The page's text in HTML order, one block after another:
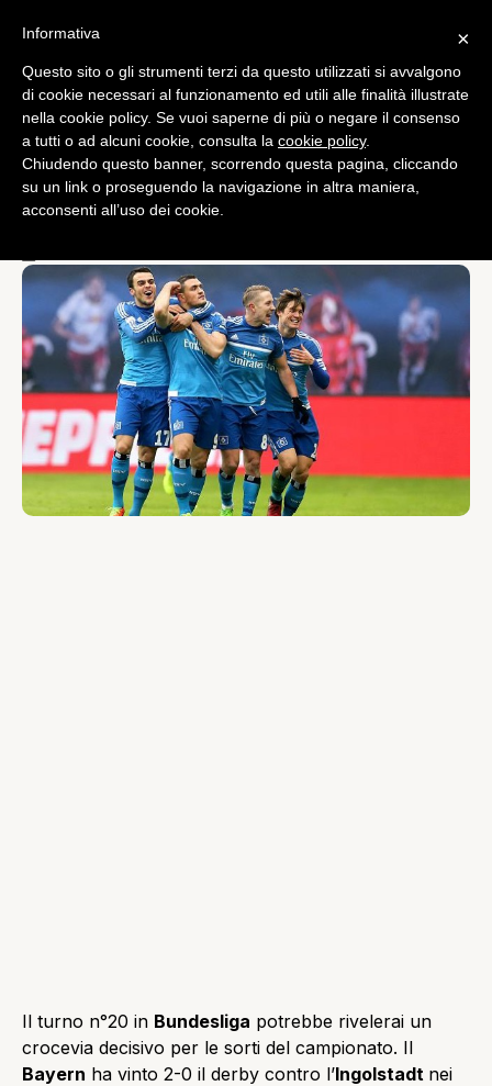
Bundesliga
Bundesliga, giornata di
sorprese: cade il Dortmund
a Darmstadt, l’Amburgo
espugna Lipsia
Il turno n°20 in Bundesliga potrebbe rivelerai un
crocevia decisivo per le sorti del campionato. Il
Bayern ha vinto 2-0 il derby contro l’Ingolstadt nei
×
Informativa
Questo sito o gli strumenti terzi da questo utilizzati si avvalgono
di cookie necessari al funzionamento ed utili alle finalità illustrate
nella cookie policy. Se vuoi saperne di più o negare il consenso
a tutti o ad alcuni cookie, consulta la cookie policy.
Chiudendo questo banner, scorrendo questa pagina, cliccando
su un link o proseguendo la navigazione in altra maniera,
acconsenti all’uso dei cookie.